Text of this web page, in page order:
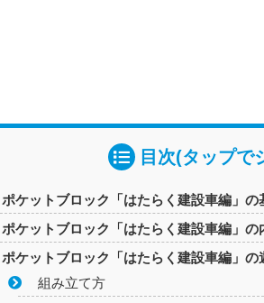
目次(タップで
ポケットブロック「はたらく建設車編」の
ポケットブロック「はたらく建設車編」の
ポケットブロック「はたらく建設車編」の
組み立て方